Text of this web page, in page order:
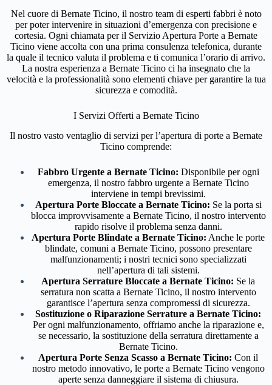
Nel cuore di Bernate Ticino, il nostro team di esperti fabbri è noto
per poter intervenire in situazioni d’emergenza con precisione e
cortesia. Ogni chiamata per il Servizio Apertura Porte a Bernate
Ticino viene accolta con una prima consulenza telefonica, durante
la quale il tecnico valuta il problema e ti comunica l’orario di arrivo.
La nostra esperienza a Bernate Ticino ci ha insegnato che la
velocità e la professionalità sono elementi chiave per garantire la tua
sicurezza e comodità.
I Servizi Offerti a Bernate Ticino
Il nostro vasto ventaglio di servizi per l’apertura di porte a Bernate
Ticino comprende:
Fabbro Urgente a Bernate Ticino: Disponibile per ogni
emergenza, il nostro fabbro urgente a Bernate Ticino
interviene in tempi brevissimi.
Apertura Porte Bloccate a Bernate Ticino: Se la porta si
blocca improvvisamente a Bernate Ticino, il nostro intervento
rapido risolve il problema senza danni.
Apertura Porte Blindate a Bernate Ticino: Anche le porte
blindate, comuni a Bernate Ticino, possono presentare
malfunzionamenti; i nostri tecnici sono specializzati
nell’apertura di tali sistemi.
Apertura Serrature Bloccate a Bernate Ticino: Se la
serratura non scatta a Bernate Ticino, il nostro intervento
garantisce l’apertura senza compromessi di sicurezza.
Sostituzione o Riparazione Serrature a Bernate Ticino:
Per ogni malfunzionamento, offriamo anche la riparazione e,
se necessario, la sostituzione della serratura direttamente a
Bernate Ticino.
Apertura Porte Senza Scasso a Bernate Ticino: Con il
nostro metodo innovativo, le porte a Bernate Ticino vengono
aperte senza danneggiare il sistema di chiusura.